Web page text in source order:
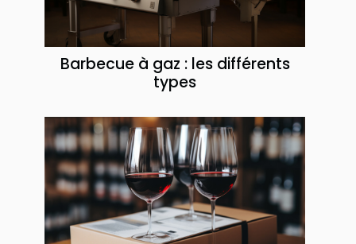
Barbecue à gaz : les différents
types